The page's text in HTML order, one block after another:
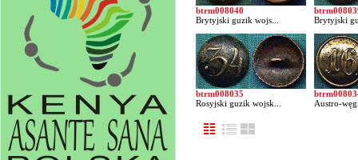
btrm008040
Brytyjski guzik wojs...
Brytyjski
btrm008035
Rosyjski guzik wojsk...
Austro-